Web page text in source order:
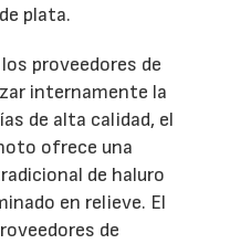
plata.
proveedores de
internamente la
de alta calidad, el
ofrece una
de haluro
en relieve. El
de